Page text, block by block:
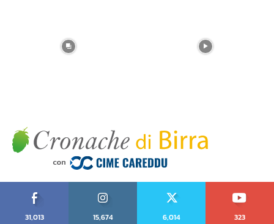
31,013
15,674
6,014
323